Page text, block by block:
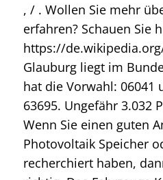
, / . Wollen Sie mehr
erfahren? Schauen Sie
https://
Glauburg liegt im
hat die Vorwahl: 06041
63695. Ungefähr 3.032
Wenn Sie einen guten
Photovoltaik Speicher
recherchiert haben,